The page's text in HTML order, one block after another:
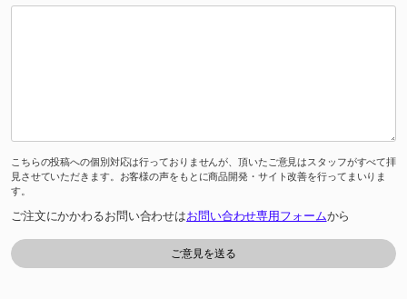
こちらの投稿への個別対応は行っておりませんが、頂いたご意見はスタッフがすべて拝
見させていただきます。お客様の声をもとに商品開発・サイト改善を行ってまいりま
す。
ご注文にかかわるお問い合わせはお問い合わせ専用フォームから